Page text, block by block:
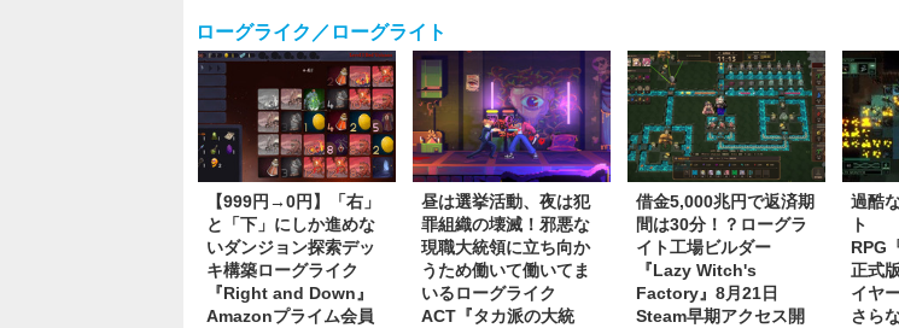
ローグライク／ローグライト
【999円→0円】「右」
と「下」にしか進めな
いダンジョン探索デッ
キ構築ローグライク
『Right and Down』
Amazonプライム会員
昼は選挙活動、夜は犯
罪組織の壊滅！邪悪な
現職大統領に立ち向か
うため働いて働いてま
いるローグライク
ACT『タカ派の大統
借金5,000兆円で返済期
間は30分！？ローグラ
イト工場ビルダー
『Lazy Witch's
Factory』8月21日
Steam早期アクセス開
過酷
ト
RPG
正式
イヤ
さら